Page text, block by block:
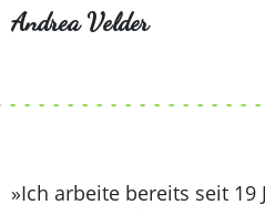
Andrea Velder
»Ich arbeite bereits seit 19